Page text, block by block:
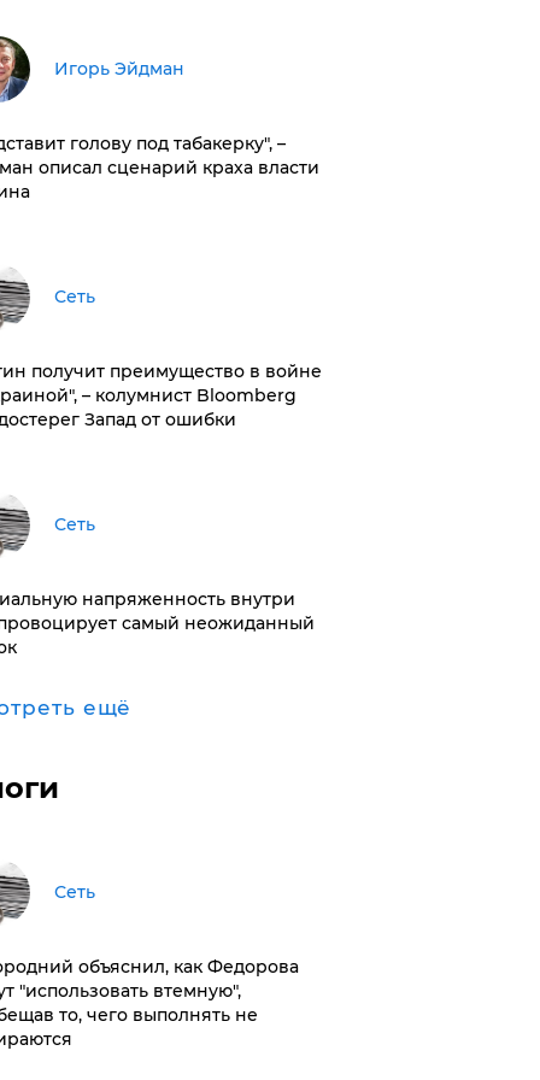
Игорь Эйдман
голову под табакерку", –
описал сценарий краха власти
Сеть
получит преимущество в войне
– колумнист Bloomberg
Запад от ошибки
Сеть
напряженность внутри
самый неожиданный
ещё
Сеть
объяснил, как Федорова
"использовать втемную",
то, чего выполнять не